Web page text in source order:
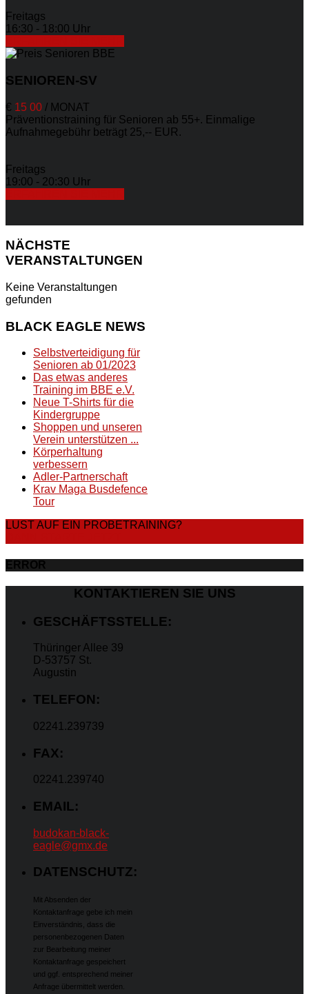
Freitags
16:30 - 18:00 Uhr
SENIOREN-SV
€ 15 00 / MONAT
Präventionstraining für Senioren ab 55+. Einmalige
Aufnahmegebühr beträgt 25,-- EUR.
Freitags
19:00 - 20:30 Uhr
NÄCHSTE
VERANSTALTUNGEN
Keine Veranstaltungen
gefunden
BLACK EAGLE NEWS
Selbstverteidigung für
Senioren ab 01/2023
Das etwas anderes
Training im BBE e.V.
Neue T-Shirts für die
Kindergruppe
Shoppen und unseren
Verein unterstützen ...
Körperhaltung
verbessern
Adler-Partnerschaft
Krav Maga Busdefence
Tour
LUST AUF EIN PROBETRAINING?
ERROR
KONTAKTIEREN SIE UNS
GESCHÄFTSSTELLE:
Thüringer Allee 39
D-53757 St.
Augustin
TELEFON:
02241.239739
FAX:
02241.239740
EMAIL:
budokan-black-
eagle@gmx.de
DATENSCHUTZ:
Mit Absenden der
Kontaktanfrage gebe ich mein
Einverständnis, dass die
personenbezogenen Daten
zur Bearbeitung meiner
Kontaktanfrage gespeichert
und ggf. entsprechend meiner
Anfrage übermittelt werden.